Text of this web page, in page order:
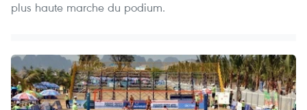
plus haute marche du podium.